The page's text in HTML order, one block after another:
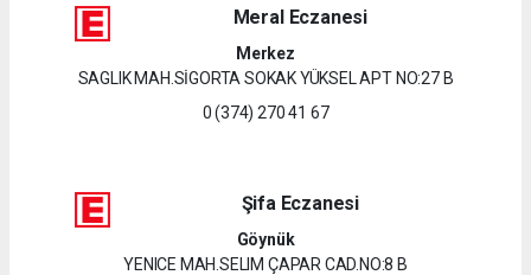
Meral Eczanesi
Merkez
SAGLIK MAH.SİGORTA SOKAK YÜKSEL APT NO:27 B
0 (374) 270 41 67
Şifa Eczanesi
Göynük
YENICE MAH.SELIM ÇAPAR CAD.NO:8 B